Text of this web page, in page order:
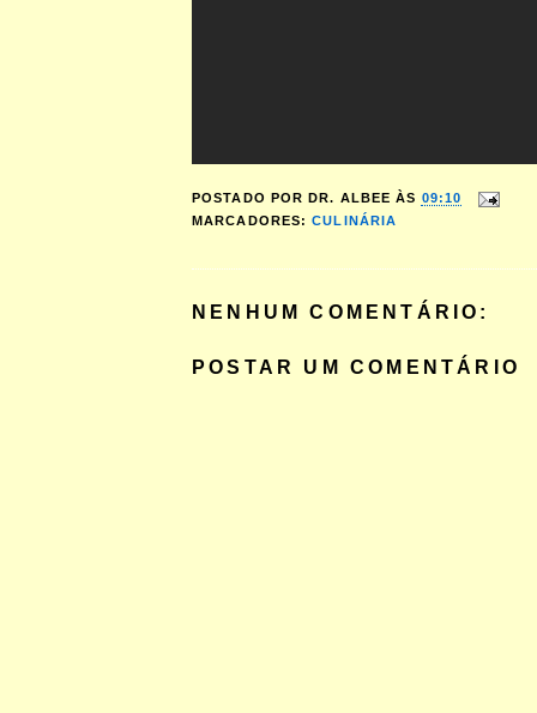
POSTADO POR DR. ALBEE ÀS 09:10
MARCADORES:CULINÁRIA
NENHUM COMENTÁRIO:
POSTAR UM COMENTÁRIO